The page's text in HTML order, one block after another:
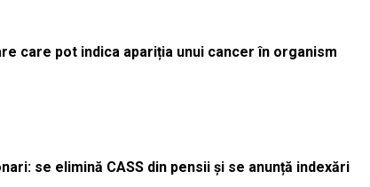
care pot indica apariția unui cancer în organism
se elimină CASS din pensii și se anunță indexări